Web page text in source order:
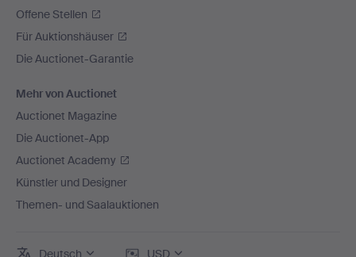
Offene Stellen
Für Auktionshäuser
Die Auctionet-Garantie
Mehr von Auctionet
Auctionet Magazine
Die Auctionet-App
Auctionet Academy
Künstler und Designer
Themen- und Saalauktionen
Deutsch USD